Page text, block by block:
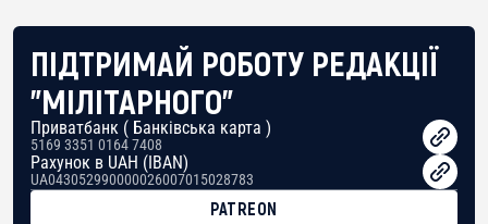
ПІДТРИМАЙ РОБОТУ РЕДАКЦІЇ
"МІЛІТАРНОГО"
Приватбанк ( Банківська карта )
5169 3351 0164 7408
Рахунок в UAH (IBAN)
UA043052990000026007015028783
PATREON